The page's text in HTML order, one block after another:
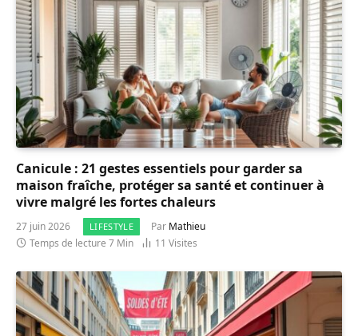
Canicule : 21 gestes essentiels pour garder sa
maison fraîche, protéger sa santé et continuer à
vivre malgré les fortes chaleurs
27 juin 2026 LIFESTYLE Par Mathieu
Temps de lecture 7 Min
11 Visites